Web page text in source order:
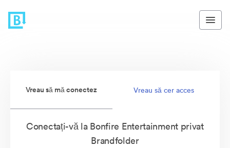
Vreau să mă conectez Vreau să cer acces
Conectați-vă la Bonfire Entertainment privat
Brandfolder